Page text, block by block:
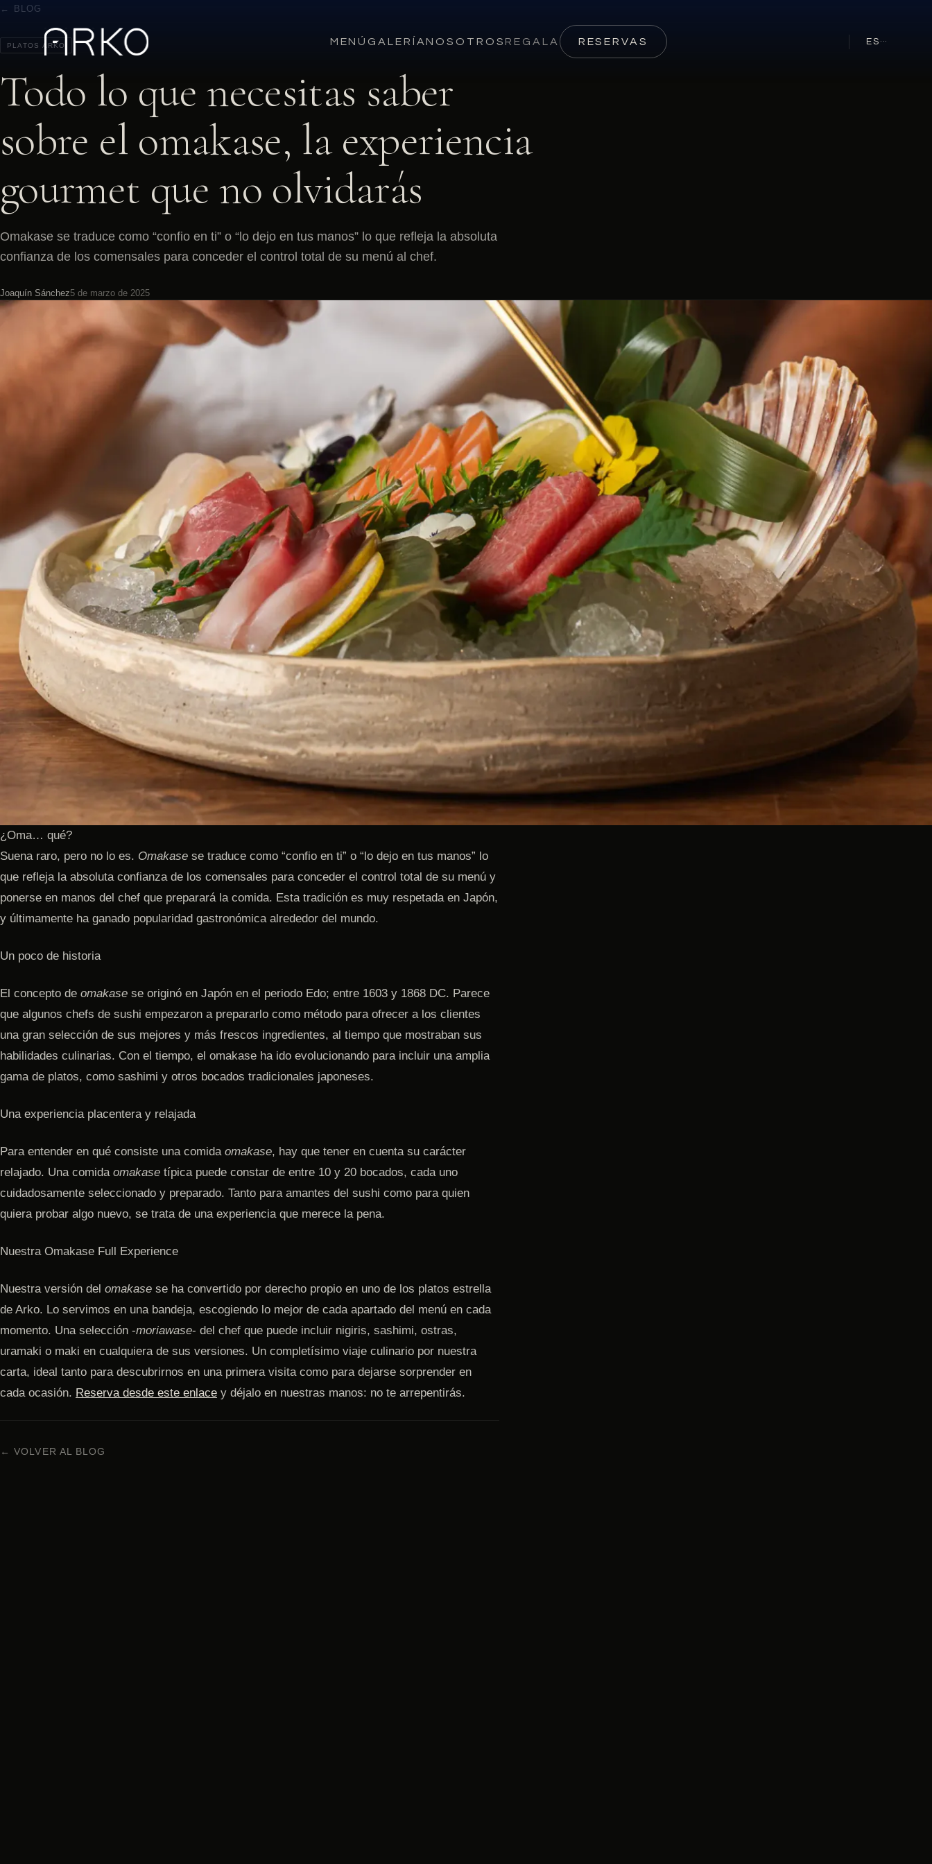
MENÚ GALERÍANOSOTROS REGALA RESERVAS ES ···
← BLOG
PLATOS ARKO
Todo lo que necesitas saber
sobre el omakase, la experiencia
gourmet que no olvidarás
Omakase se traduce como “confio en ti” o “lo dejo en tus manos” lo que refleja la absoluta
confianza de los comensales para conceder el control total de su menú al chef.
Joaquín Sánchez5 de marzo de 2025
¿Oma… qué?
Suena raro, pero no lo es. Omakase se traduce como “confio en ti” o “lo dejo en tus manos” lo
que refleja la absoluta confianza de los comensales para conceder el control total de su menú y
ponerse en manos del chef que preparará la comida. Esta tradición es muy respetada en Japón,
y últimamente ha ganado popularidad gastronómica alrededor del mundo.
Un poco de historia
El concepto de omakase se originó en Japón en el periodo Edo; entre 1603 y 1868 DC. Parece
que algunos chefs de sushi empezaron a prepararlo como método para ofrecer a los clientes
una gran selección de sus mejores y más frescos ingredientes, al tiempo que mostraban sus
habilidades culinarias. Con el tiempo, el omakase ha ido evolucionando para incluir una amplia
gama de platos, como sashimi y otros bocados tradicionales japoneses.
Una experiencia placentera y relajada
Para entender en qué consiste una comida omakase, hay que tener en cuenta su carácter
relajado. Una comida omakase típica puede constar de entre 10 y 20 bocados, cada uno
cuidadosamente seleccionado y preparado. Tanto para amantes del sushi como para quien
quiera probar algo nuevo, se trata de una experiencia que merece la pena.
Nuestra Omakase Full Experience
Nuestra versión del omakase se ha convertido por derecho propio en uno de los platos estrella
de Arko. Lo servimos en una bandeja, escogiendo lo mejor de cada apartado del menú en cada
momento. Una selección -moriawase- del chef que puede incluir nigiris, sashimi, ostras,
uramaki o maki en cualquiera de sus versiones. Un completísimo viaje culinario por nuestra
carta, ideal tanto para descubrirnos en una primera visita como para dejarse sorprender en
cada ocasión. Reserva desde este enlace y déjalo en nuestras manos: no te arrepentirás.
← VOLVER AL BLOG